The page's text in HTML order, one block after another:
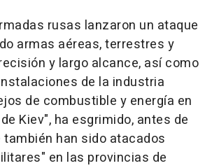
rusas lanzaron un ataque
armas aéreas, terrestres y
y largo alcance, así como
de la industria
de combustible y energía en
Kiev", ha esgrimido, antes de
han sido atacados
en las provincias de